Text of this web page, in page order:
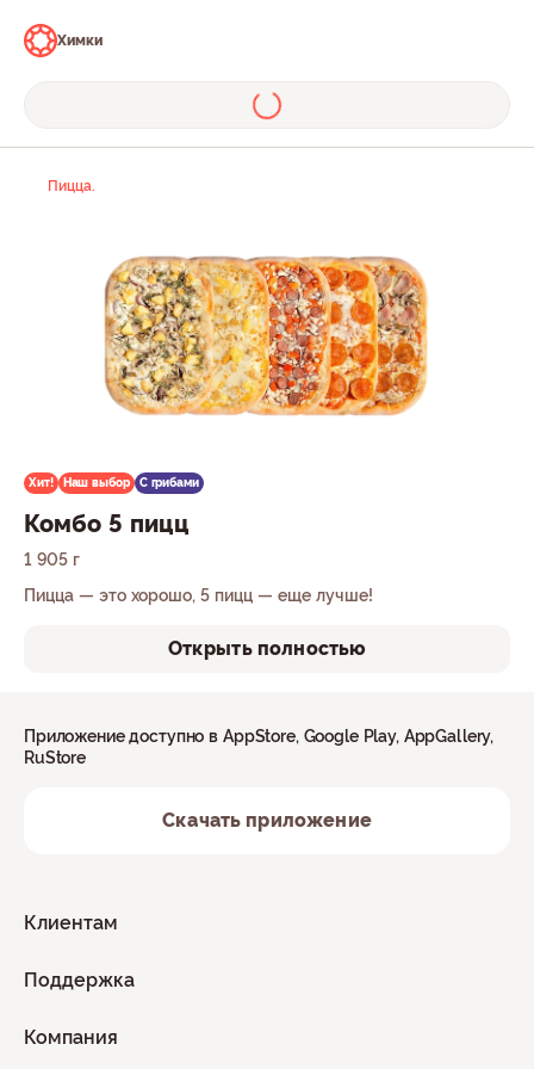
Химки
Пицца.
Хит! Наш выбор С грибами
Комбо 5 пицц
1 905 г
Пицца — это хорошо, 5 пицц — еще лучше!
Открыть полностью
Клиентам
Поддержка
Компания
Приложение доступно в AppStore, Google Play, AppGallery,
RuStore
Скачать приложение